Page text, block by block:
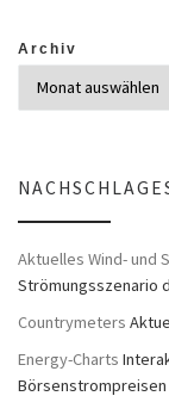
Archiv
Aktuelles Wind- und
Strömungsszenario
Countrymeters
Energy-Charts
Börsenstrompreisen